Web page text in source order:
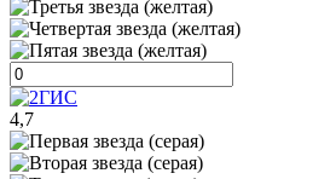
4,7